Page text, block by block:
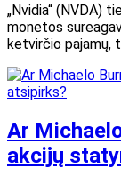
„Nvidia“ (NVDA)
monetos
ketvirčio pajamų,
Ar
akcijų